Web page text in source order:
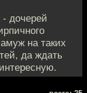
- дочерей
на таких
да ждать